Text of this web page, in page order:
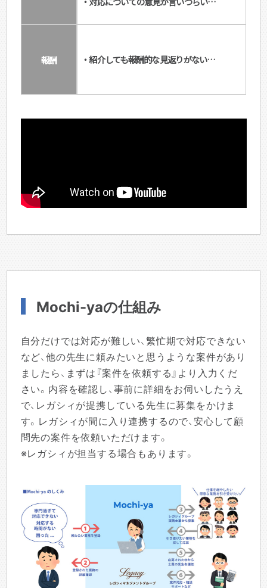
報酬 ・紹介しても報酬的な見返りがない…
Mochi-yaの仕組み
自分だけでは対応が難しい、繁忙期で対応できない
など、他の先生に頼みたいと思うような案件があり
ましたら、まずは『案件を依頼する』より入力くだ
さい。内容を確認し、事前に詳細をお伺いしたうえ
で、レガシィが提携している先生に募集をかけま
す。レガシィが間に入り連携するので、安心して顧
問先の案件を依頼いただけます。
※レガシィが担当する場合もあります。